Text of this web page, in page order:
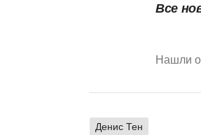
Все
Нашли
Денис Тен